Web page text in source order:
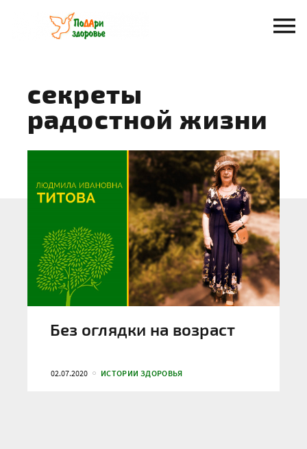
содержанию
секреты
радостной жизни
Без оглядки на возраст
02.07.2020 ИСТОРИИ ЗДОРОВЬЯ